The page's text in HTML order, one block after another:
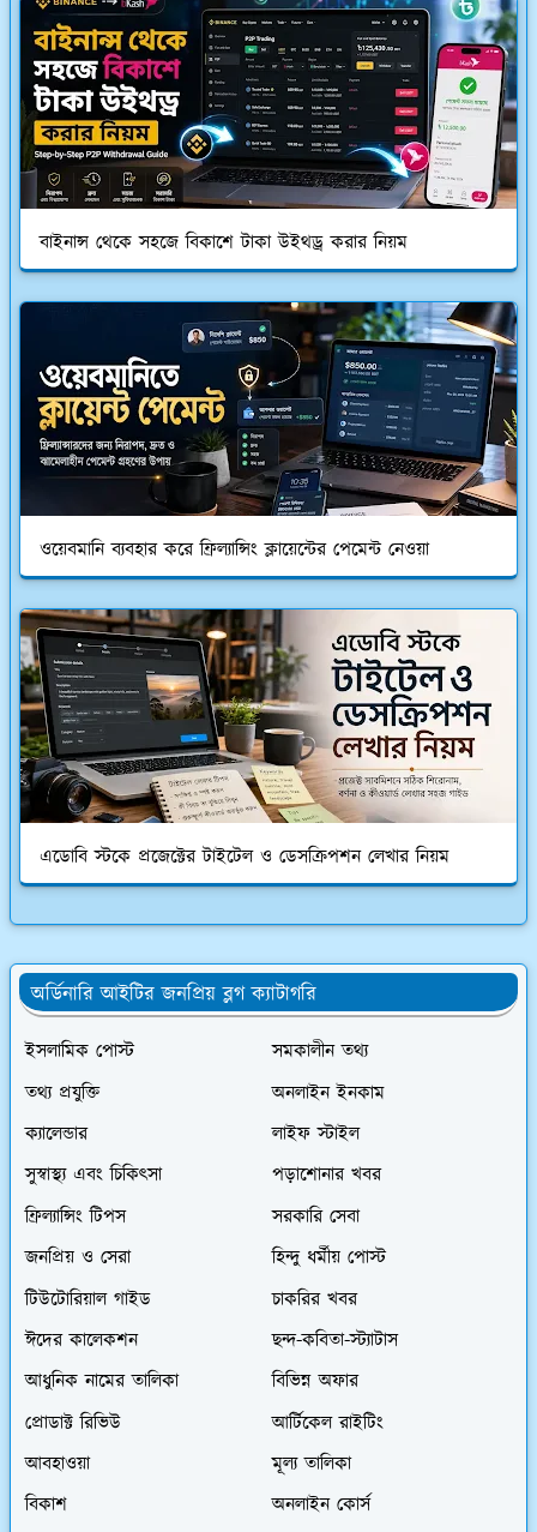
বাইনান্স থেকে সহজে বিকাশে টাকা উইথড্র করার নিয়ম
ওয়েবমানি ব্যবহার করে ফ্রিল্যান্সিং ক্লায়েন্টের পেমেন্ট নেওয়া
এডোবি স্টকে প্রজেক্টের টাইটেল ও ডেসক্রিপশন লেখার নিয়ম
অর্ডিনারি আইটির জনপ্রিয় ব্লগ ক্যাটাগরি
ইসলামিক পোস্ট
সমকালীন তথ্য
তথ্য প্রযুক্তি
অনলাইন ইনকাম
ক্যালেন্ডার
লাইফ স্টাইল
সুস্বাস্থ্য এবং চিকিৎসা
পড়াশোনার খবর
ফ্রিল্যান্সিং টিপস
সরকারি সেবা
জনপ্রিয় ও সেরা
হিন্দু ধর্মীয় পোস্ট
টিউটোরিয়াল গাইড
চাকরির খবর
ঈদের কালেকশন
ছন্দ-কবিতা-স্ট্যাটাস
আধুনিক নামের তালিকা
বিভিন্ন অফার
প্রোডাক্ট রিভিউ
আর্টিকেল রাইটিং
আবহাওয়া
মূল্য তালিকা
বিকাশ
অনলাইন কোর্স